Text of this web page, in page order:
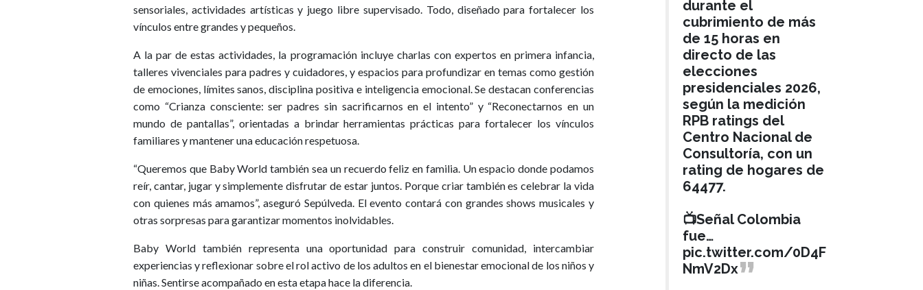
sensoriales, actividades artísticas y juego libre supervisado. Todo, diseñado para fortalecer los
vínculos entre grandes y pequeños.
A la par de estas actividades, la programación incluye charlas con expertos en primera infancia,
talleres vivenciales para padres y cuidadores, y espacios para profundizar en temas como gestión
de emociones, límites sanos, disciplina positiva e inteligencia emocional. Se destacan conferencias
como “Crianza consciente: ser padres sin sacrificarnos en el intento” y “Reconectarnos en un
mundo de pantallas”, orientadas a brindar herramientas prácticas para fortalecer los vínculos
familiares y mantener una educación respetuosa.
“Queremos que Baby World también sea un recuerdo feliz en familia. Un espacio donde podamos
reír, cantar, jugar y simplemente disfrutar de estar juntos. Porque criar también es celebrar la vida
con quienes más amamos”, aseguró Sepúlveda. El evento contará con grandes shows musicales y
otras sorpresas para garantizar momentos inolvidables.
Baby World también representa una oportunidad para construir comunidad, intercambiar
experiencias y reflexionar sobre el rol activo de los adultos en el bienestar emocional de los niños y
niñas. Sentirse acompañado en esta etapa hace la diferencia.
durante el
cubrimiento de más
de 15 horas en
directo de las
elecciones
presidenciales 2026,
según la medición
RPB ratings del
Centro Nacional de
Consultoría, con un
rating de hogares de
64477.
📺Señal Colombia
fue…
pic.twitter.com/0D4F
NmV2Dx